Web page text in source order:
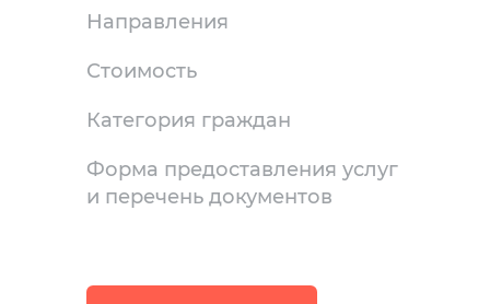
Направления
Стоимость
Категория граждан
Форма предоставления услуг
и перечень документов